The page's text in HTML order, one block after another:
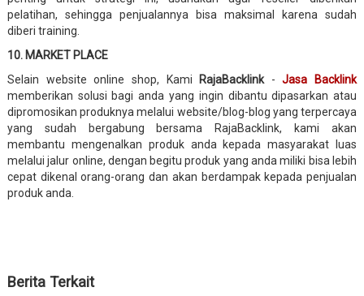
pelatihan, sehingga penjualannya bisa maksimal karena sudah
diberi training.
10. MARKET PLACE
Selain website online shop, Kami RajaBacklink-Jasa Backlink
memberikan solusi bagi anda yang ingin dibantu dipasarkan atau
dipromosikan produknya melalui website/blog-blog yang terpercaya
yang sudah bergabung bersama RajaBacklink, kami akan
membantu mengenalkan produk anda kepada masyarakat luas
melalui jalur online, dengan begitu produk yang anda miliki bisa lebih
cepat dikenal orang-orang dan akan berdampak kepada penjualan
produk anda.
Berita Terkait